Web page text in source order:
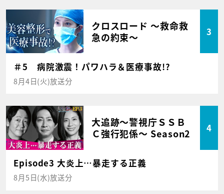
クロスロード ～救命救
急の約束～
3
＃5 病院激震！パワハラ＆医療事故!?
8月4日(火)放送分
大追跡～警視庁ＳＳＢ
Ｃ強行犯係～ Season2
4
Episode3 大炎上…暴走する正義
8月5日(水)放送分